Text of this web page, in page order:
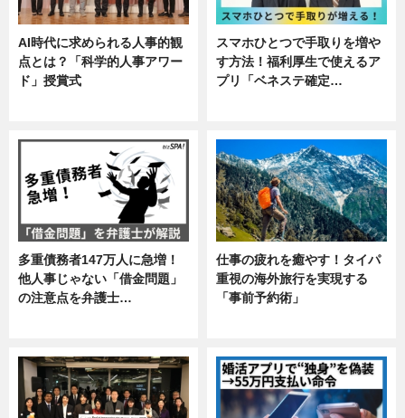
AI時代に求められる人事的観
点とは？「科学的人事アワー
ド」授賞式
スマホひとつで手取りを増や
す方法！福利厚生で使えるア
プリ「ベネステ確定…
多重債務者147万人に急増！
他人事じゃない「借金問題」
の注意点を弁護士…
仕事の疲れを癒やす！タイパ
重視の海外旅行を実現する
「事前予約術」